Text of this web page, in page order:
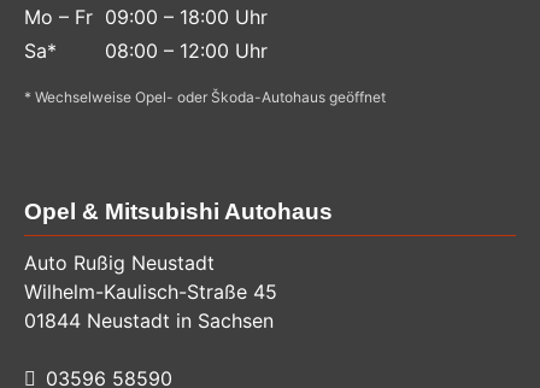
Mo – Fr 09:00 – 18:00 Uhr
Sa*
08:00 – 12:00 Uhr
* Wechselweise Opel- oder Škoda-Autohaus geöffnet
Opel & Mitsubishi Autohaus
Auto Rußig Neustadt
Wilhelm-Kaulisch-Straße 45
01844 Neustadt in Sachsen
03596 58590